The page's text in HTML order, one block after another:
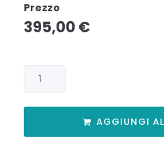
Prezzo
395,00 €
AGGIUNGI